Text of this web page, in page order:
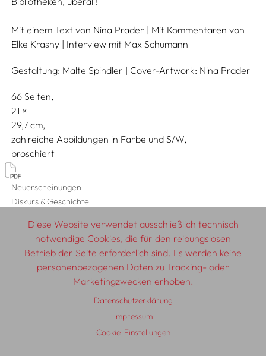
Mit einem Text von Nina Prader | Mit Kommentaren von
Elke Krasny | Interview mit Max Schumann
Gestaltung: Malte Spindler | Cover-Artwork: Nina Prader
66 Seiten,
21
29,7
zahlreiche Abbildungen in Farbe und S/W
broschiert
Neuerscheinungen
Diskurs & Geschichte
© 2026 SCHLEBRÜGGE.EDITOR
Textautor:innen AGB
Datenschutzerklärung
Auslieferung
Diese Website verwendet ausschließlich technisch
notwendige Cookies, die für den reibungslosen
Betrieb der Seite erforderlich sind. Es werden keine
personenbezogenen Daten zu Tracking- oder
Marketingzwecken erhoben.
Datenschutzerklärung
Impressum
Cookie-Einstellungen